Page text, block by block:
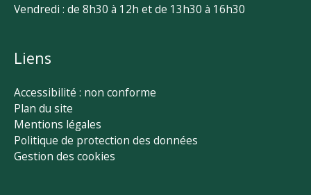
Vendredi : de 8h30 à 12h et de 13h30 à 16h30
Liens
Accessibilité : non conforme
Plan du site
Mentions légales
Politique de protection des données
Gestion des cookies